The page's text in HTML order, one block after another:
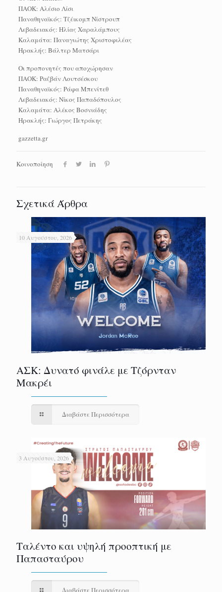
ΠΑΟΚ: Αλέσιο Λίσι
Παναθηναϊκός: Τζέικομπ Νίστρουπ
Λεβαδειακός: Ηλίας Χαραλάμπους
Καλαμάτα: Παναγιώτης Χριστοφιλέας
Ηρακλής: Βάλτερ Ματσάρι
Οι προπονητές που αποχώρησαν
ΠΑΟΚ: Ραζβάν Λουτσέσκου
Παναθηναϊκός: Ράφα Μπενίτεθ
Λεβαδειακός: Νίκος Παπαδόπουλος
Καλαμάτα: Αλέκος Βοσνιάδης
Ηρακλής: Γιώργος Πετράκης
gazzetta.gr
Κοινοποίηση
Σχετικά Άρθρα
10 Αυγούστου, 2026
ΑΣΚ: Δυνατό φινάλε με Τζόρνταν
Μακρέι
Διαβάστε Περισσότερα
3 Αυγούστου, 2026
Ταλέντο και υψηλή προοπτική με
Παπασταύρου
Διαβάστε Περισσότερα